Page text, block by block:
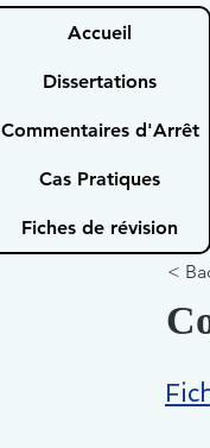
Accueil
Dissertations
Commentaires d'Arrêt
Cas Pratiques
Fiches de révision
<